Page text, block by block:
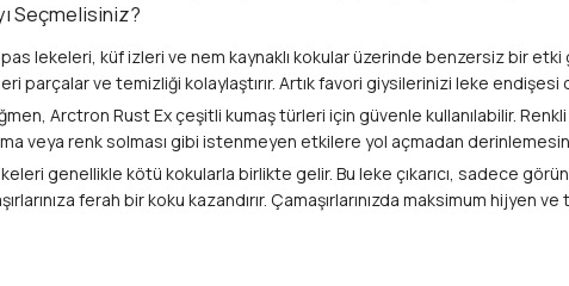
Seçmelisiniz?
lekeleri, küf izleri ve nem kaynaklı kokular üzerinde benzersiz bir
parçalar ve temizliği kolaylaştırır. Artık favori giysilerinizi leke endişesi
Arctron Rust Ex çeşitli kumaş türleri için güvenle kullanılabilir.
veya renk solması gibi istenmeyen etkilere yol açmadan
genellikle kötü kokularla birlikte gelir. Bu leke çıkarıcı, sadece
ferah bir koku kazandırır. Çamaşırlarınızda maksimum hijyen